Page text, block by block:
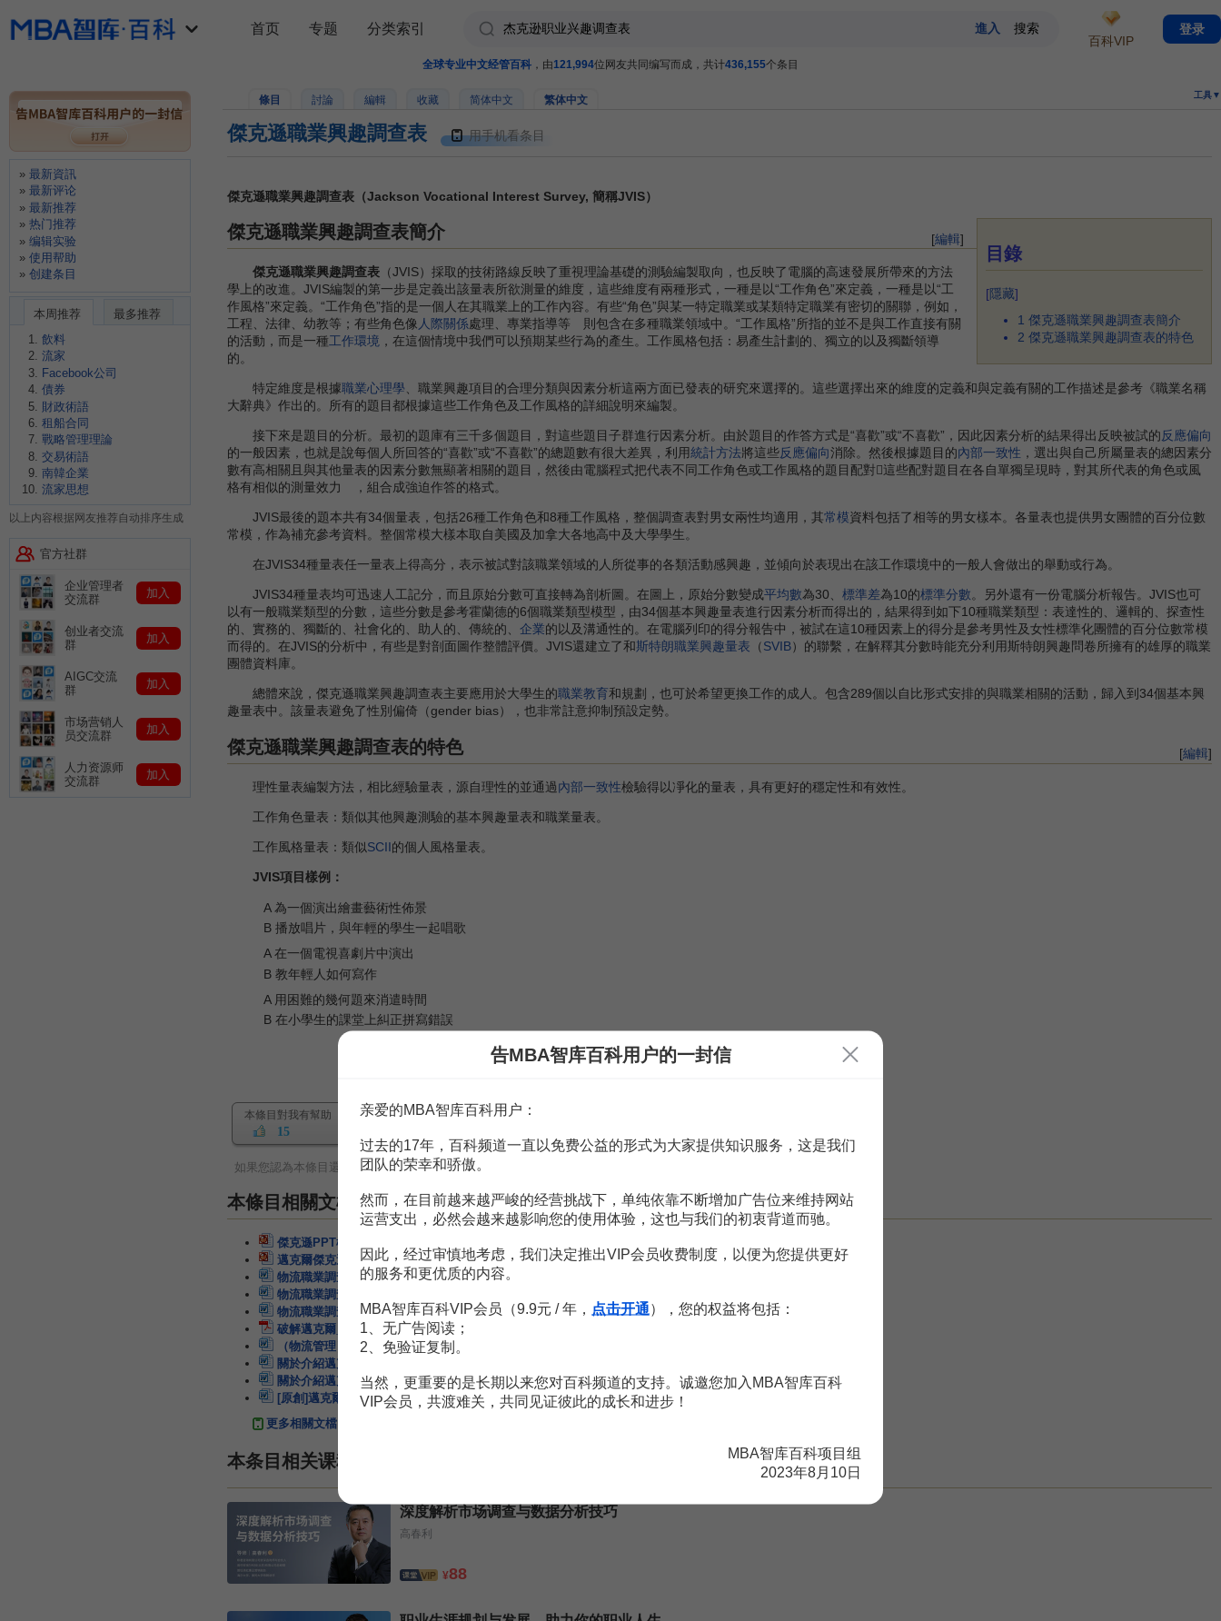
全球专业中文经管百科 ，由121,994位网友共同编写而成，共计436,155个条目
條目 討論 編輯 收藏 简体中文 繁体中文 工具▼
傑克遜職業興趣調查表 用手机看条目
傑克遜職業興趣調查表（Jackson Vocational Interest Survey, 簡稱JVIS）
目錄
[隱藏]
1 傑克遜職業興趣調查表簡介
2 傑克遜職業興趣調查表的特色
[編輯]
傑克遜職業興趣調查表簡介
傑克遜職業興趣調查表 （JVIS）採取的技術路線反映了重視理論基礎的測驗編製取向，也反映了電腦的高速發展所帶來的方法
學上的改進。JVIS編製的第一步是定義出該量表所欲測量的維度，這些維度有兩種形式，一種是以“工作角色”來定義，一種是以“工
作風格”來定義。“工作角色”指的是一個人在其職業上的工作內容。有些“角色”與某一特定職業或某類特定職業有密切的關聯，例如，
工程、法律、幼教等；有些角色像人際關係處理、專業指導等 則包含在多種職業領域中。“工作風格”所指的並不是與工作直接有關
的活動，而是一種工作環境 ，在這個情境中我們可以預期某些行為的產生。工作風格包括：易產生計劃的、獨立的以及獨斷領導
的。
特定維度是根據職業心理學、職業興趣項目的合理分類與因素分析這兩方面已發表的研究來選擇的。這些選擇出來的維度的定義和與定義有關的工作描述是參考《職業名稱
大辭典》作出的。所有的題目都根據這些工作角色及工作風格的詳細說明來編製。
接下來是題目的分析。最初的題庫有三千多個題目，對這些題目子群進行因素分析。由於題目的作答方式是“喜歡”或“不喜歡”，因此因素分析的結果得出反映被試的反應偏向
的一般因素，也就是說每個人所回答的“喜歡”或“不喜歡”的總題數有很大差異，利用統計方法將這些反應偏向消除。然後根據題目的內部一致性 ，選出與自己所屬量表的總因素分
數有高相關且與其他量表的因素分數無顯著相關的題目，然後由電腦程式把代表不同工作角色或工作風格的題目配對這些配對題目在各自單獨呈現時，對其所代表的角色或風
格有相似的測量效力 ，組合成強迫作答的格式。
JVIS最後的題本共有34個量表，包括26種工作角色和8種工作風格，整個調查表對男女兩性均適用，其常模資料包括了相等的男女樣本。各量表也提供男女團體的百分位數
常模，作為補充參考資料。整個常模大樣本取自美國及加拿大各地高中及大學學生。
在JVIS34種量表任一量表上得高分，表示被試對該職業領域的人所從事的各類活動感興趣，並傾向於表現出在該工作環境中的一般人會做出的舉動或行為。
JVIS34種量表均可迅速人工記分，而且原始分數可直接轉為剖析圖。在圖上，原始分數變成平均數為30、 標準差為10的標準分數。另外還有一份電腦分析報告。JVIS也可
以有一般職業類型的分數，這些分數是參考霍蘭德的6個職業類型模型，由34個基本興趣量表進行因素分析而得出的，結果得到如下10種職業類型：表達性的、邏輯的、探查性
的、實務的、獨斷的、社會化的、助人的、傳統的、 企業的以及溝通性的。在電腦列印的得分報告中，被試在這10種因素上的得分是參考男性及女性標準化團體的百分位數常模
而得的。在JVIS的分析中，有些是對剖面圖作整體評價。JVIS還建立了和斯特朗職業興趣量表 （SVIB）的聯繫，在解釋其分數時能充分利用斯特朗興趣問卷所擁有的雄厚的職業
團體資料庫。
總體來說，傑克遜職業興趣調查表主要應用於大學生的職業教育和規劃，也可於希望更換工作的成人。包含289個以自比形式安排的與職業相關的活動，歸入到34個基本興
趣量表中。該量表避免了性別偏倚（gender bias），也非常註意抑制預設定勢。
[編輯]
傑克遜職業興趣調查表的特色
理性量表編製方法，相比經驗量表，源自理性的並通過內部一致性檢驗得以凈化的量表，具有更好的穩定性和有效性。
工作角色量表：類似其他興趣測驗的基本興趣量表和職業量表。
工作風格量表：類似SCII的個人風格量表。
JVIS項目樣例：
A 為一個演出繪畫藝術性佈景
B 播放唱片，與年輕的學生一起唱歌
A 在一個電視喜劇片中演出
B 教年輕人如何寫作
A 用困難的幾何題來消遣時間
B 在小學生的課堂上糾正拼寫錯誤
本條目對我有幫助
15 赏
如果您認為本條目還有待完善，需要補充新內容或修改錯誤內容，請
本條目相關文檔
傑克遜PPT模板
邁克爾傑克遜講稿 17頁
物流職業調查表
8頁
物流職業調查表
物流職業調查表
8頁
破解邁克爾_傑克遜三大心理 3頁
（物流管理）物流職業調查表 7頁
關於介紹邁克爾傑克遜的英語演講稿
關於介紹邁克爾傑克遜的英語演講稿 4頁
[原創]邁克爾.傑克遜的保險經歷和啟示 2頁
更多相關文檔
本条目相关课程
深度解析市场调查与数据分析技巧
高春利
¥88
首页 专题 分类索引
百科VIP
登录
最新資訊
最新评论
最新推荐
热门推荐
编辑实验
使用帮助
创建条目
本周推荐
最多推荐
飲料
流家
Facebook公司
債券
財政術語
租船合同
戰略管理理論
交易術語
南韓企業
流家思想
以上内容根据网友推荐自动排序生成
官方社群
企业管理者
交流群
加入
创业者交流
群
加入
AIGC交流
群
加入
市场营销人
员交流群
加入
人力资源师
交流群
加入
告MBA智库百科用户的一封信
亲爱的MBA智库百科用户：
过去的17年，百科频道一直以免费公益的形式为大家提供知识服务，这是我们
团队的荣幸和骄傲。
然而，在目前越来越严峻的经营挑战下，单纯依靠不断增加广告位来维持网站
运营支出，必然会越来越影响您的使用体验，这也与我们的初衷背道而驰。
因此，经过审慎地考虑，我们决定推出VIP会员收费制度，以便为您提供更好
的服务和更优质的内容。
MBA智库百科VIP会员（9.9元 / 年， 点击开通），您的权益将包括：
1、无广告阅读；
2、免验证复制。
当然，更重要的是长期以来您对百科频道的支持。诚邀您加入MBA智库百科
VIP会员，共渡难关，共同见证彼此的成长和进步！
MBA智库百科项目组
2023年8月10日